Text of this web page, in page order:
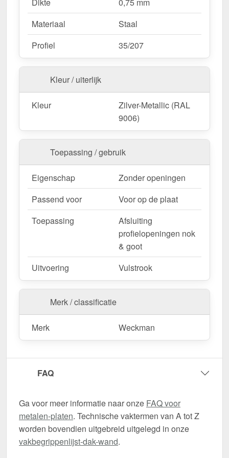
Materiaal
Staal
Profiel
35/207
Kleur / uiterlijk
Kleur
Zilver-Metallic (RAL
9006)
Toepassing / gebruik
Eigenschap
Zonder openingen
Passend voor
Voor op de plaat
Toepassing
Afsluiting
profielopeningen nok
& goot
Uitvoering
Vulstrook
Merk / classificatie
Merk Weckman
FAQ
Ga voor meer informatie naar onze FAQ voor
metalen-platen. Technische vaktermen van A tot Z
worden bovendien uitgebreid uitgelegd in onze
vakbegrippenlijst-dak-wand.